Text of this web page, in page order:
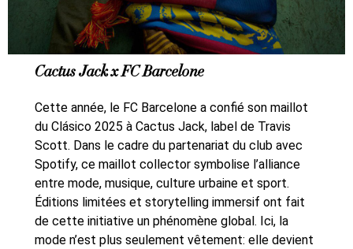
Cactus Jack x FC Barcelone
Cette année, le FC Barcelone a confié son maillot
du Clásico 2025 à Cactus Jack, label de Travis
Scott. Dans le cadre du partenariat du club avec
Spotify, ce maillot collector symbolise l’alliance
entre mode, musique, culture urbaine et sport.
Éditions limitées et storytelling immersif ont fait
de cette initiative un phénomène global. Ici, la
mode n’est plus seulement vêtement: elle devient